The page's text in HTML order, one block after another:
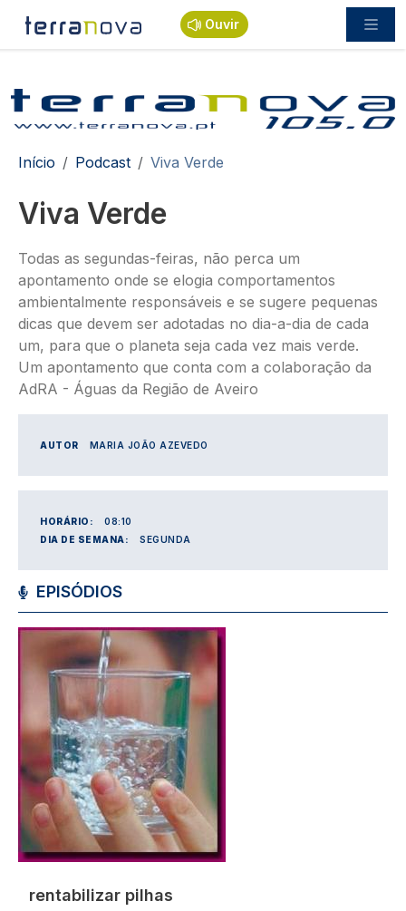
Passar para o conteúdo principal
Ouvir
Navegação estrutural
Início Podcast Viva Verde
Viva Verde
Todas as segundas-feiras, não perca um
apontamento onde se elogia comportamentos
ambientalmente responsáveis e se sugere pequenas
dicas que devem ser adotadas no dia-a-dia de cada
um, para que o planeta seja cada vez mais verde.
Um apontamento que conta com a colaboração da
AdRA - Águas da Região de Aveiro
AUTOR MARIA JOÃO AZEVEDO
HORÁRIO:
08:10
DIA DE SEMANA:
SEGUNDA
EPISÓDIOS
Imagem
rentabilizar pilhas